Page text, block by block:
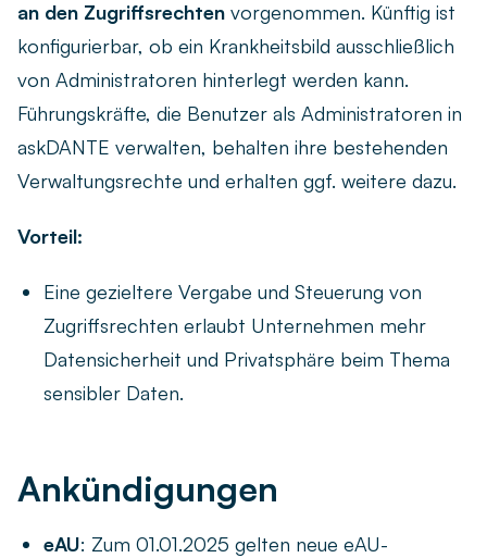
an den Zugriffsrechten vorgenommen. Künftig ist
konfigurierbar, ob ein Krankheitsbild ausschließlich
von Administratoren hinterlegt werden kann.
Führungskräfte, die Benutzer als Administratoren in
askDANTE verwalten, behalten ihre bestehenden
Verwaltungsrechte und erhalten ggf. weitere dazu.
Vorteil:
Eine gezieltere Vergabe und Steuerung von
Zugriffsrechten erlaubt Unternehmen mehr
Datensicherheit und Privatsphäre beim Thema
sensibler Daten.
Ankündigungen
eAU: Zum 01.01.2025 gelten neue eAU-